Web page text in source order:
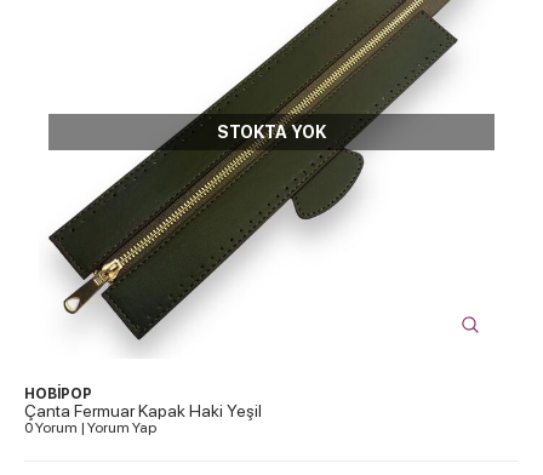
STOKTA YOK
HOBİPOP
Çanta Fermuar Kapak Haki Yeşil
0 Yorum | Yorum Yap